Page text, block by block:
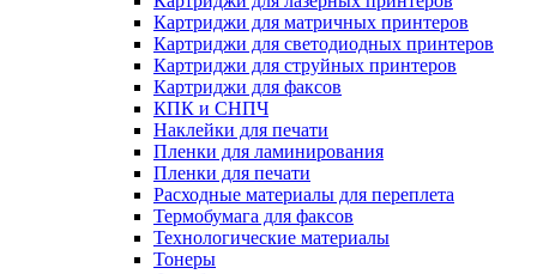
Картриджи для матричных принтеров
Картриджи для светодиодных принтеров
Картриджи для струйных принтеров
Картриджи для факсов
КПК и СНПЧ
Наклейки для печати
Пленки для ламинирования
Пленки для печати
Расходные материалы для переплета
Термобумага для факсов
Технологические материалы
Тонеры